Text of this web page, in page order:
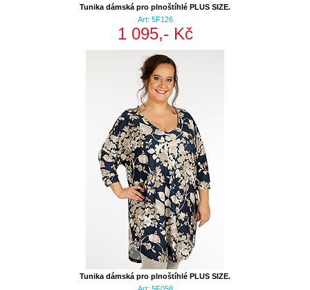
Tunika dámská pro plnoštíhlé PLUS SIZE.
Art: 5F126
1 095,- Kč
Tunika dámská pro plnoštíhlé PLUS SIZE.